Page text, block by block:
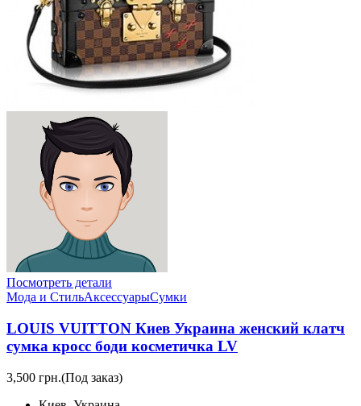
Посмотреть детали
Мода и СтильАксессуарыСумки
LOUIS VUITTON Киев Украина женский клатч
сумка кросс боди косметичка LV
3,500 грн.(Под заказ)